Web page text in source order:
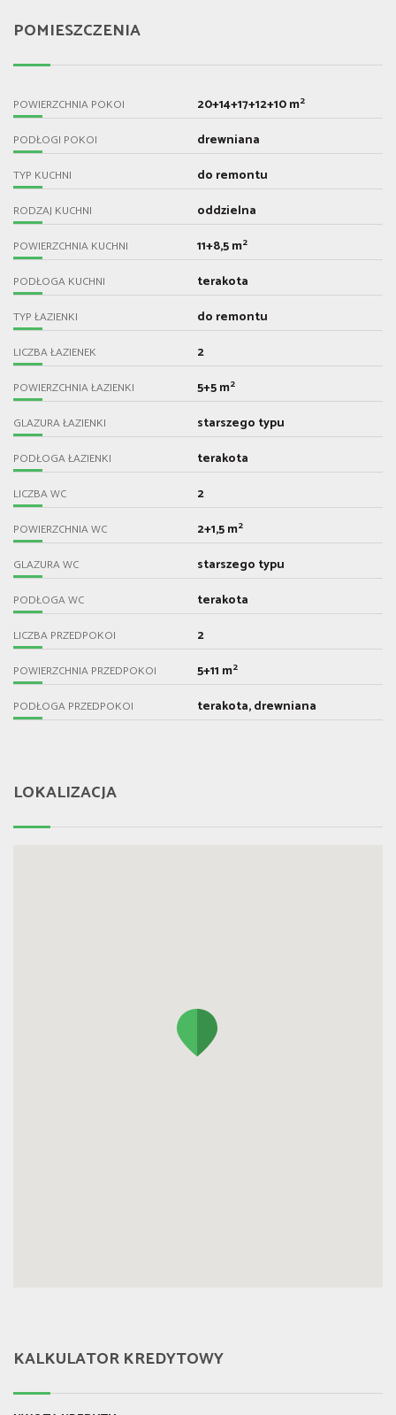
POMIESZCZENIA
POWIERZCHNIA POKOI 20+14+17+12+10 m2
PODŁOGI POKOI drewniana
TYP KUCHNI do remontu
RODZAJ KUCHNI oddzielna
POWIERZCHNIA KUCHNI 11+8,5 m2
PODŁOGA KUCHNI terakota
TYP ŁAZIENKI do remontu
LICZBA ŁAZIENEK 2
POWIERZCHNIA ŁAZIENKI 5+5 m2
GLAZURA ŁAZIENKI starszego typu
PODŁOGA ŁAZIENKI terakota
LICZBA WC 2
POWIERZCHNIA WC 2+1,5 m2
GLAZURA WC starszego typu
PODŁOGA WC terakota
LICZBA PRZEDPOKOI 2
POWIERZCHNIA PRZEDPOKOI 5+11 m2
PODŁOGA PRZEDPOKOI terakota, drewniana
LOKALIZACJA
KALKULATOR KREDYTOWY